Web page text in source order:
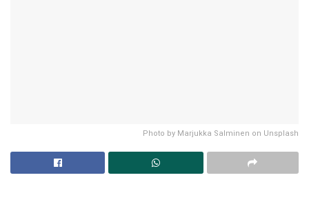
Photo by Marjukka Salminen on Unsplash